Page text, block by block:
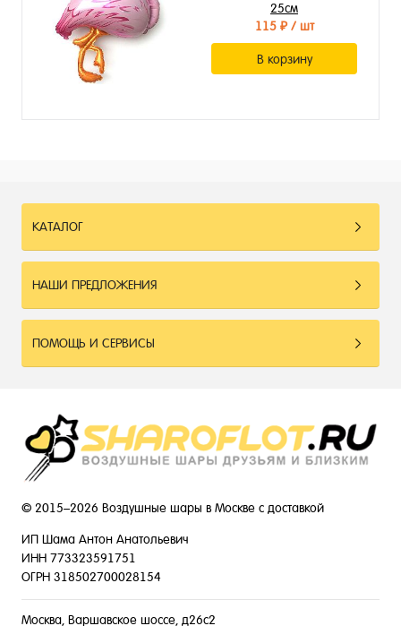
25см
115 ₽/ шт
В корзину
КАТАЛОГ
НАШИ ПРЕДЛОЖЕНИЯ
ПОМОЩЬ И СЕРВИСЫ
© 2015–2026 Воздушные шары в Москве с доставкой
ИП Шама Антон Анатольевич
ИНН 773323591751
ОГРН 318502700028154
Москва, Варшавское шоссе, д26с2